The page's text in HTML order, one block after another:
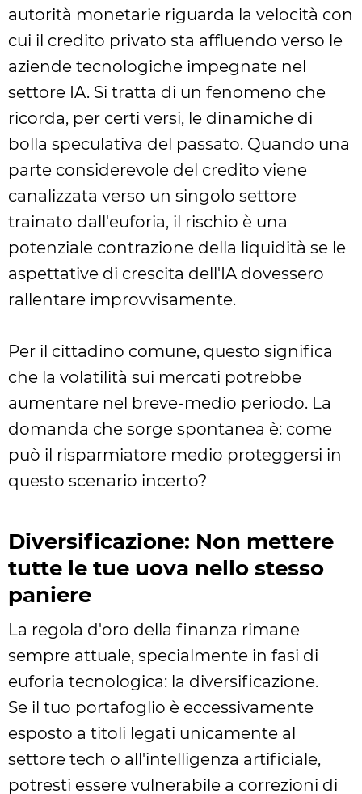
autorità monetarie riguarda la velocità con
cui il credito privato sta affluendo verso le
aziende tecnologiche impegnate nel
settore IA. Si tratta di un fenomeno che
ricorda, per certi versi, le dinamiche di
bolla speculativa del passato. Quando una
parte considerevole del credito viene
canalizzata verso un singolo settore
trainato dall'euforia, il rischio è una
potenziale contrazione della liquidità se le
aspettative di crescita dell'IA dovessero
rallentare improvvisamente.
Per il cittadino comune, questo significa
che la volatilità sui mercati potrebbe
aumentare nel breve-medio periodo. La
domanda che sorge spontanea è: come
può il risparmiatore medio proteggersi in
questo scenario incerto?
Diversificazione: Non mettere
tutte le tue uova nello stesso
paniere
La regola d'oro della finanza rimane
sempre attuale, specialmente in fasi di
euforia tecnologica: la diversificazione.
Se il tuo portafoglio è eccessivamente
esposto a titoli legati unicamente al
settore tech o all'intelligenza artificiale,
potresti essere vulnerabile a correzioni di